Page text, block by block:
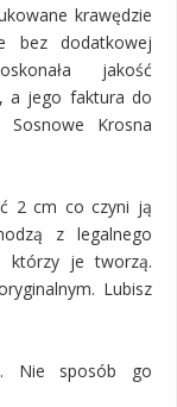
krawędzie
bez dodatkowej
jakość
a jego faktura do
Sosnowe Krosna
2 cm co czyni ją
z legalnego
którzy je tworzą.
Lubisz
Nie sposób go